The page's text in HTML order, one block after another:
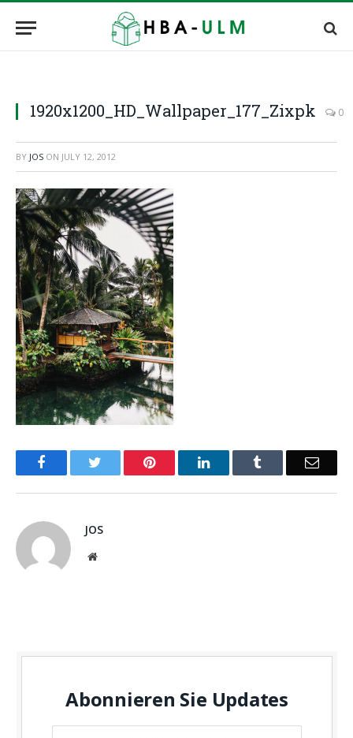
1920x1200_HD_Wallpaper_177_Zixpk 0
BY JOS ON JULY 12, 2012
Facebook Pinterest LinkedIn Email
JOS
Website
Abonnieren Sie Updates